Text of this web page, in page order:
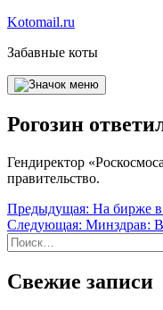
Перейти
содержимому
Kotomail.ru
Забавные коты
Рогозин
Гендиректор
правительство.
Навигация
по
записям
Предыдущая: На бирже в
Следующая: Минздрав:
Найти:
Свежие записи